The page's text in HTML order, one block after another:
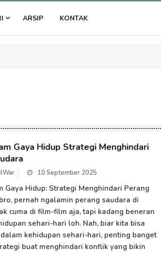
ARSIP KONTAK
Gaya Hidup Strategi Menghindari
10 September 2025
Gaya Hidup: Strategi Menghindari Perang
pernah ngalamin perang saudara di
cuma di film-film aja, tapi kadang beneran
sehari-hari loh. Nah, biar kita bisa
kehidupan sehari-hari, penting banget
buat menghindari konflik yang bikin